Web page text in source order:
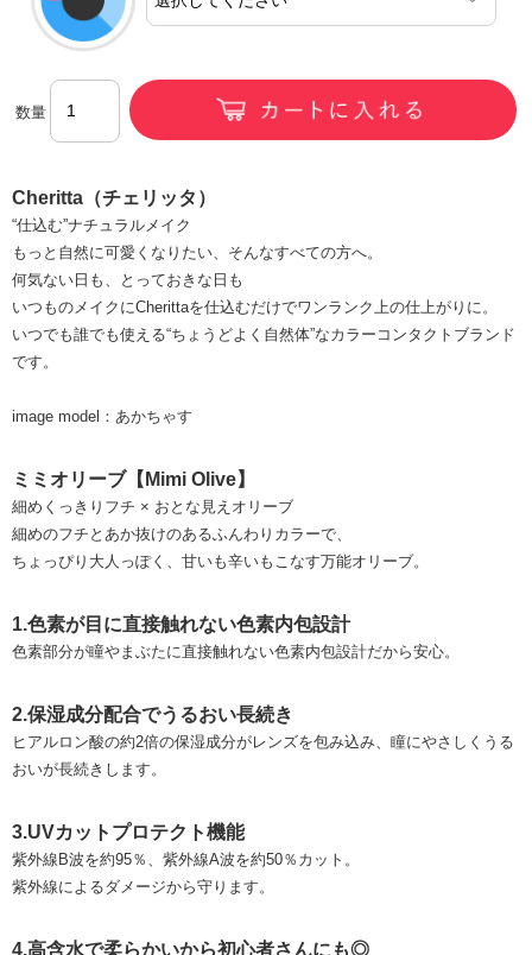
数量
Cheritta（チェリッタ）
“仕込む”ナチュラルメイク
もっと自然に可愛くなりたい、そんなすべての方へ。
何気ない日も、とっておきな日も
いつものメイクにCherittaを仕込むだけでワンランク上の仕上がりに。
いつでも誰でも使える“ちょうどよく自然体”なカラーコンタクトブランド
です。
image model：あかちゃす
ミミオリーブ【Mimi Olive】
細めくっきりフチ × おとな見えオリーブ
細めのフチとあか抜けのあるふんわりカラーで、
ちょっぴり大人っぽく、甘いも辛いもこなす万能オリーブ。
1.色素が目に直接触れない色素内包設計
色素部分が瞳やまぶたに直接触れない色素内包設計だから安心。
2.保湿成分配合でうるおい長続き
ヒアルロン酸の約2倍の保湿成分がレンズを包み込み、瞳にやさしくうる
おいが長続きします。
3.UVカットプロテクト機能
紫外線B波を約95％、紫外線A波を約50％カット。
紫外線によるダメージから守ります。
4.高含水で柔らかいから初心者さんにも◎